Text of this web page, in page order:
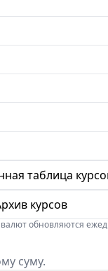
таблица
курсов
обновляются
суму.